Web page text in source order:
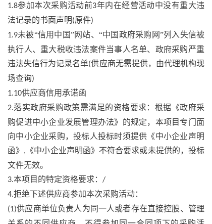
1.8参加本次采购活动前3年内在经营活动中没有重大违
法记录的书面声明(原件)
1.9未被“信用中国”网站、“中国政府采购网”列入失信被
执行人、重大税收违法案件当事人名单、政府采购严重
违法失信行为记录名单(供应商无需提供，由代理机构现
场查询)
1.10供应商信用承诺函
2.落实政府采购政策需满足的资格要求：根据《政府采
购促进中小企业发展管理办法》的规定，本项目专门面
向中小企业采购，投标人投标时须提供《中小企业声明
函》 , 《中小企业声明函》不符合要求或未提供的，投标
文件无效。
3.本项目的特定资格要求： /
4.拒绝下述供应商参加本次采购活动：
(1)供应商单位负责人为同一人或者存在直接控股、管理